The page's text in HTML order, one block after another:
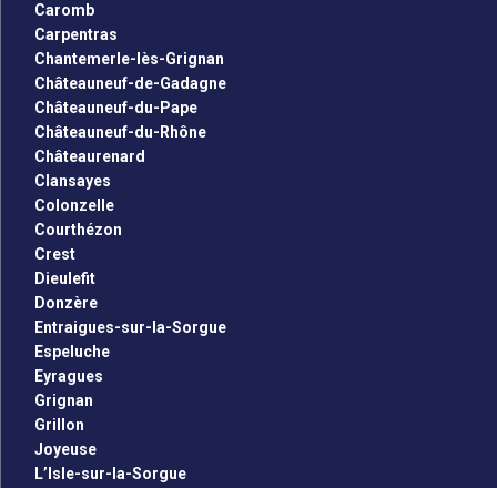
Caromb
Carpentras
Chantemerle-lès-Grignan
Châteauneuf-de-Gadagne
Châteauneuf-du-Pape
Châteauneuf-du-Rhône
Châteaurenard
Clansayes
Colonzelle
Courthézon
Crest
Dieulefit
Donzère
Entraigues-sur-la-Sorgue
Espeluche
Eyragues
Grignan
Grillon
Joyeuse
L’Isle-sur-la-Sorgue